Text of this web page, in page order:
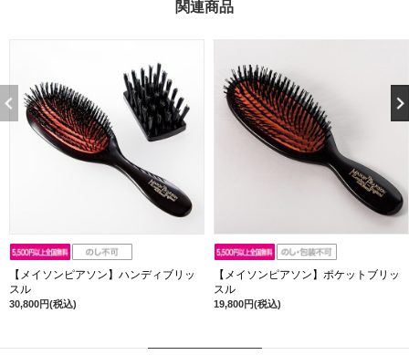
関連商品
【メイソンピアソン】ハンディブリッ
スル
30,800円(税込)
【メイソンピアソン】ポケットブリッ
スル
19,800円(税込)